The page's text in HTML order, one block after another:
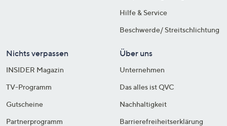
Hilfe & Service
Beschwerde/ Streitschlichtung
Nichts verpassen
INSIDER Magazin
TV-Programm
Gutscheine
Partnerprogramm
Über uns
Unternehmen
Das alles ist QVC
Nachhaltigkeit
Barrierefreiheitserklärung